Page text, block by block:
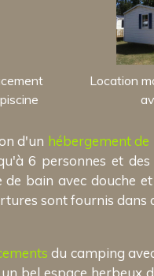
Location
d'un hébergement de
6 personnes et
bain avec douche
sont fournis
du camping
bel espace herbeux